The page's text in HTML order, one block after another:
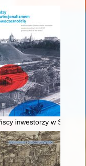
w XVI-
inwestorzy w